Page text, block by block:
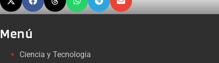
Menú
Ciencia y Tecnología